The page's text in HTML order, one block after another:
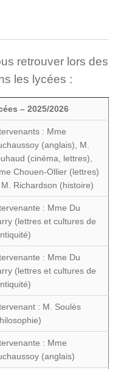
retrouver lors des
les lycées :
– 2025/2026
: Mme
(anglais), M.
(cinéma, lettres),
Chouen-Ollier (lettres)
Richardson (histoire)
: Mme Du
(lettres et cultures de
: Mme Du
(lettres et cultures de
: M. Soulès
: Mme
(anglais)